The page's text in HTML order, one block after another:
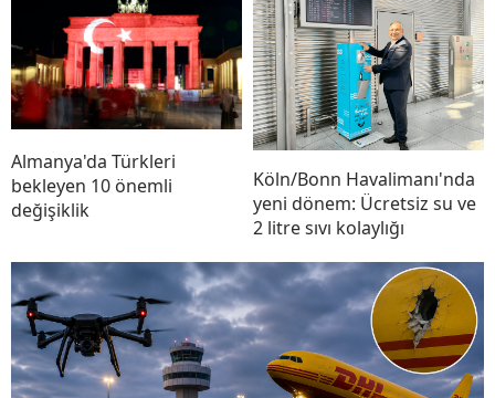
Almanya'da Türkleri
bekleyen 10 önemli
değişiklik
Köln/Bonn Havalimanı'nda
yeni dönem: Ücretsiz su ve
2 litre sıvı kolaylığı